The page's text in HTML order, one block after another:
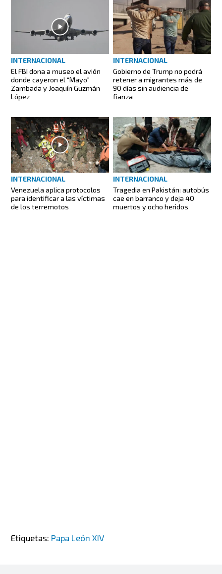
INTERNACIONAL
El FBI dona a museo el avión
donde cayeron el “Mayo"
Zambada y Joaquín Guzmán
López
INTERNACIONAL
Gobierno de Trump no podrá
retener a migrantes más de
90 días sin audiencia de
fianza
INTERNACIONAL
Venezuela aplica protocolos
para identificar a las víctimas
de los terremotos
INTERNACIONAL
Tragedia en Pakistán: autobús
cae en barranco y deja 40
muertos y ocho heridos
Etiquetas: Papa León XIV